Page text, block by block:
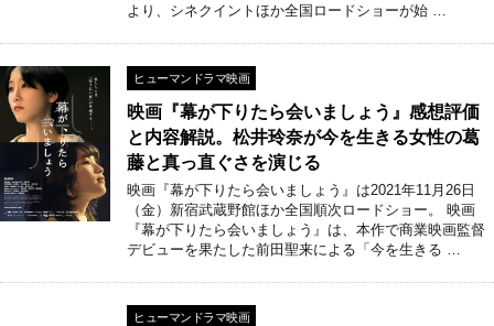
より、シネクイントほか全国ロードショーが始 …
ヒューマンドラマ映画
映画『幕が下りたら会いましょう』感想評価
と内容解説。松井玲奈が今を生きる女性の葛
藤と真っ直ぐさを演じる
映画『幕が下りたら会いましょう』は2021年11月26日
（金）新宿武蔵野館ほか全国順次ロードショー。 映画
『幕が下りたら会いましょう』は、本作で商業映画監督
デビューを果たした前田聖来による「今を生きる …
ヒューマンドラマ映画